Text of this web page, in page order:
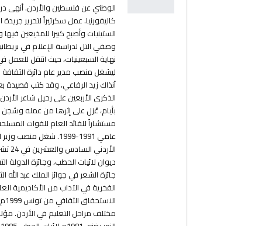
الوطني عن فلسطين والأردن. أنهى
كاليفورنيا. عمل سكرتيراً لتحرير
الستينيات وأصبح كبيرا للمذيعين
وصفي التل لدراسة الإعلام في
نهاية السبعينيات، حيث انتقل
ليشغل منصب مدير عام دائرة
آنذاك زيد الرفاعي، وقد كتب قصيدة
بأيام، عُزل على إثرها من عمله
مستشاراً للقائد العام للقوات
جائزة الشعر في جوائز الملك عبد الله